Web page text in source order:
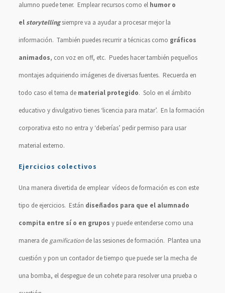
alumno puede tener. Emplear recursos como el humor o
elstorytellingsiempre va a ayudar a procesar mejor la
información. También puedes recurrir a técnicas como gráficos
animados, con voz en off, etc. Puedes hacer también pequeños
montajes adquiriendo imágenes de diversas fuentes. Recuerda en
todo caso el tema de material protegido. Solo en el ámbito
educativo y divulgativo tienes ‘licencia para matar’. En la formación
corporativa esto no entra y ‘deberías’ pedir permiso para usar
material externo.
Ejercicios colectivos
Una manera divertida de emplear vídeos de formación es con este
tipo de ejercicios. Están diseñados para que el alumnado
compita entre sí o en grupos y puede entenderse como una
manera de gamificationde las sesiones de formación. Plantea una
cuestión y pon un contador de tiempo que puede ser la mecha de
una bomba, el despegue de un cohete para resolver una prueba o